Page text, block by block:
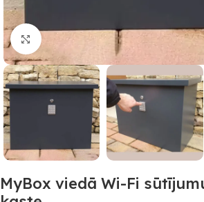
Noklikšķiniet, lai palielinātu
MyBox viedā Wi-Fi